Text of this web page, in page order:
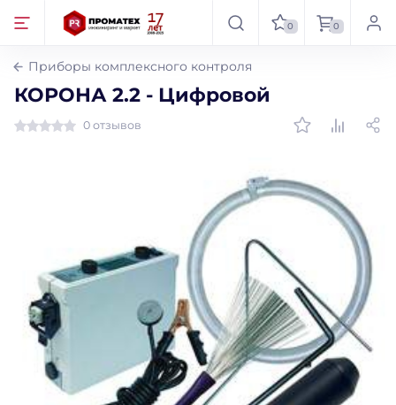
0 0
Приборы комплексного контроля
КОРОНА 2.2 - Цифровой
0 отзывов